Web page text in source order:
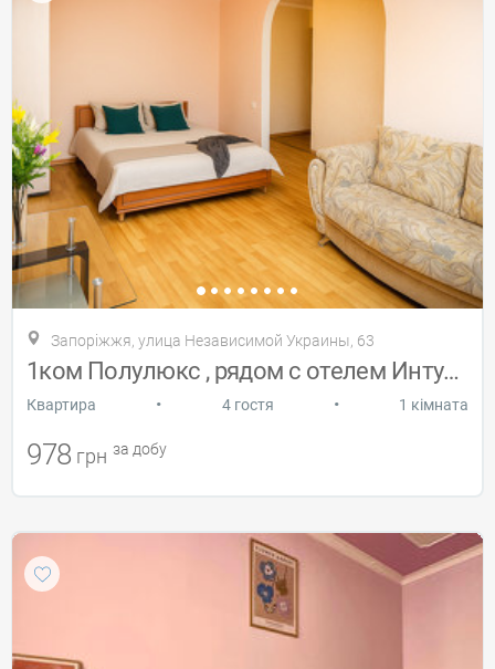
Запоріжжя, улица Независимой Украины, 63
1ком Полулюкс , рядом с отелем Интурист
Квартира • 4 гостя • 1 кімната
978 грн за добу